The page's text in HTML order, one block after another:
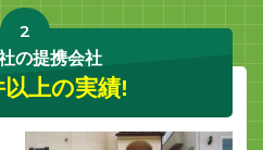
2
の提携会社
上の実績!